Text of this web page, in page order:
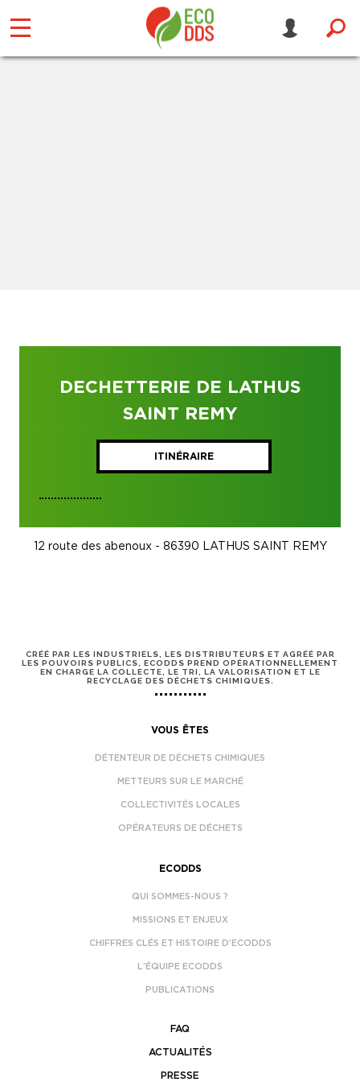
DECHETTERIE DE LATHUS
SAINT REMY
ITINÉRAIRE
12 route des abenoux - 86390 LATHUS SAINT REMY
CRÉÉ PAR LES INDUSTRIELS, LES DISTRIBUTEURS ET AGRÉÉ PAR
LES POUVOIRS PUBLICS, ECODDS PREND OPÉRATIONNELLEMENT
EN CHARGE LA COLLECTE, LE TRI, LA VALORISATION ET LE
RECYCLAGE DES DÉCHETS CHIMIQUES.
VOUS ÊTES
DÉTENTEUR DE DÉCHETS CHIMIQUES
METTEURS SUR LE MARCHÉ
COLLECTIVITÉS LOCALES
OPÉRATEURS DE DÉCHETS
ECODDS
QUI SOMMES-NOUS ?
MISSIONS ET ENJEUX
CHIFFRES CLÉS ET HISTOIRE D’ECODDS
L’ÉQUIPE ECODDS
PUBLICATIONS
FAQ
ACTUALITÉS
PRESSE